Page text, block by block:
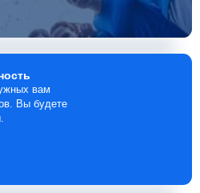
вам
Вы будете